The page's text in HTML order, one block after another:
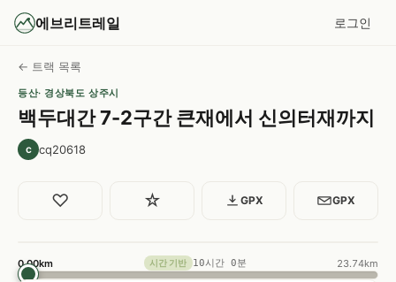
에브리트레일 로그인
← 트랙 목록
등산· 경상북도 상주시
백두대간 7-2구간 큰재에서 신의터재까지
c cq20618
♡ ☆ GPX GPX
0.00km 시간 기반 10시간 0분 23.74km